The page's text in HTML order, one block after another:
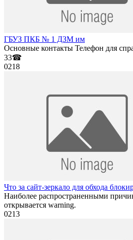
ГБУЗ ПКБ № 1 ДЗМ им
Основные контакты Телефон для
33☎
0218
Что за сайт-зеркало для обхода
Наиболее распространенными
открывается warning.
0213